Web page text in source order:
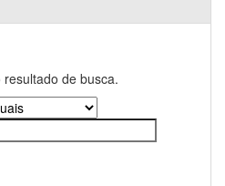
de busca.